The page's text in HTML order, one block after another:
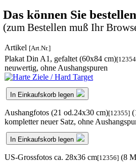
Das können Sie
(zum Bestellen muß Ihr
Artikel [Art.Nr.]
Plakat Din A1, gefaltet (60x84 cm)
neuwertig, ohne Aushangspuren
In Einkaufskorb legen
Aushangfotos (21 od.24x30 cm)[12355]
kompletter neuer Satz, ohne
In Einkaufskorb legen
US-Grossfotos ca. 28x36 cm[12356] (8